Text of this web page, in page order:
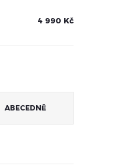
4 990 Kč
ABECEDNĚ